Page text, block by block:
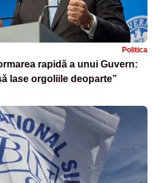
Politica
rapidă a unui Guvern:
lase orgoliile deoparte”